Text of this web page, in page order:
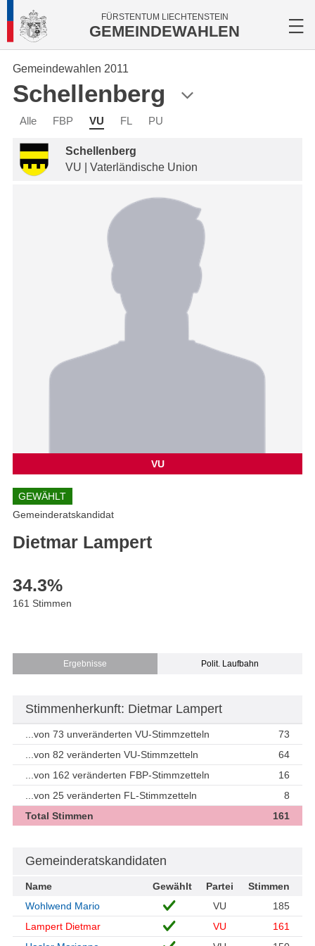
FÜRSTENTUM LIECHTENSTEIN
GEMEINDEWAHLEN
Gemeindewahlen 2011
Schellenberg
Alle FBP VU FL PU
Schellenberg
VU | Vaterländische Union
VU
GEWÄHLT
Gemeinderatskandidat
Dietmar Lampert
34.3%
161 Stimmen
Ergebnisse Polit. Laufbahn
Stimmenherkunft: Dietmar Lampert
...von 73 unveränderten VU-Stimmzetteln
73
...von 82 veränderten VU-Stimmzetteln
64
...von 162 veränderten FBP-Stimmzetteln
16
...von 25 veränderten FL-Stimmzetteln
8
Total Stimmen
161
Gemeinderatskandidaten
Name Gewählt Partei
Stimmen
Wohlwend Mario
VU
185
Lampert Dietmar
VU
161